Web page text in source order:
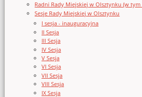
Radni Rady Miejskiej w Olsztynku (w tym
Sesje Rady Miejskiej w Olsztynku
I sesja - inauguracyjna
II Sesja
III Sesja
IV Sesja
V Sesja
VI Sesja
VII Sesja
VIII Sesja
IX Sesja